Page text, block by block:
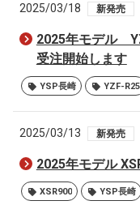
2025/03/18 新発売
2025年モデル
受注開始します
YSP長崎 YZF-R25
2025/03/13 新発売
2025年モデル
XSR900 YSP長崎